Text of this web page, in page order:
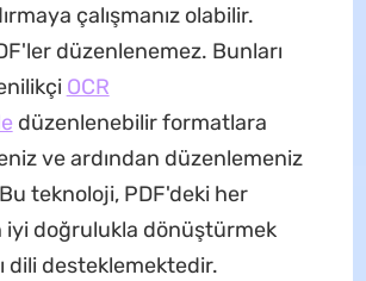
çalışmanız olabilir.
düzenlenemez. Bunları
OCR
düzenlenebilir formatlara
ve ardından düzenlemeniz
teknoloji, PDF'deki her
iyi doğrulukla dönüştürmek
dili desteklemektedir.